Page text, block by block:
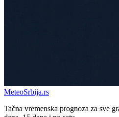
MeteoSrbija.rs
Tačna vremenska prognoza za sve